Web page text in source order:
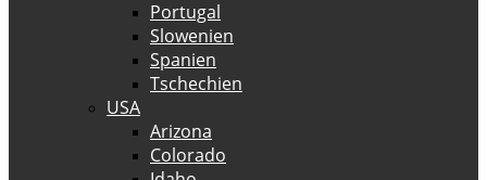
Portugal
Slowenien
Spanien
Tschechien
USA
Arizona
Colorado